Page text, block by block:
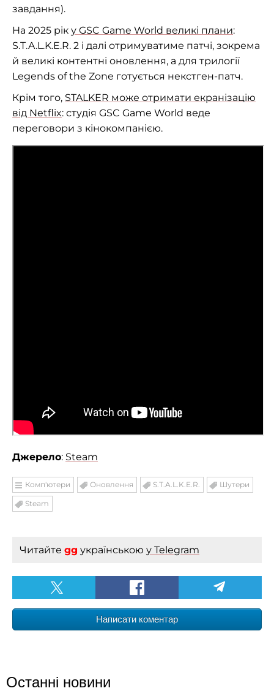
завдання).
На 2025 рік у GSC Game World великі плани:
S.T.A.L.K.E.R. 2 і далі отримуватиме патчі, зокрема
й великі контентні оновлення, а для трилогії
Legends of the Zone готується некстген-патч.
Крім того, STALKER може отримати екранізацію
від Netflix: студія GSC Game World веде
переговори з кінокомпанією.
Джерело: Steam
Комп'ютери Оновлення S.T.A.L.K.E.R. Шутери
Steam
Читайте gg українською у Telegram
Написати коментар
Останні новини